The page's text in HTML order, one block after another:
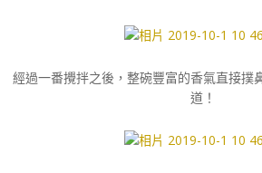
經過一番攪拌之後，整碗豐富的香氣直接撲
道！